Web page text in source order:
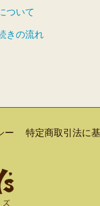
ついて
きの流れ
ー 特定商取引法に